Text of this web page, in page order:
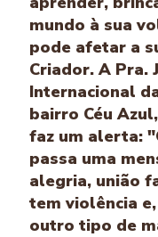
mundo à sua
pode afetar a
Criador. A Pra.
Internacional
bairro Céu
faz um alerta:
passa uma
alegria, união
tem violência
outro tipo de